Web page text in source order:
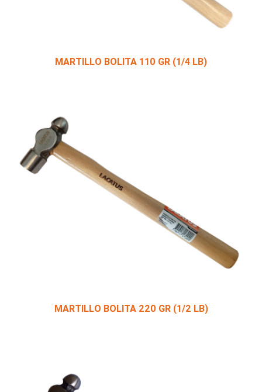
MARTILLO BOLITA 110 GR (1/4 LB)
MARTILLO BOLITA 220 GR (1/2 LB)